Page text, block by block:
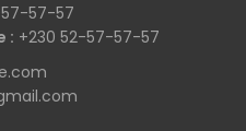
57-57
: +230 52-57-57-57